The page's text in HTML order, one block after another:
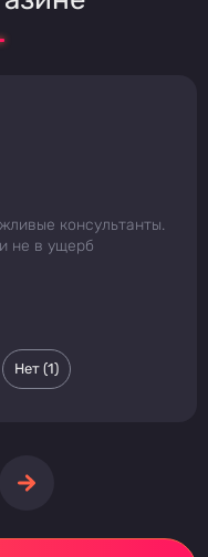
консультанты.
не в ущерб
Нет (1)